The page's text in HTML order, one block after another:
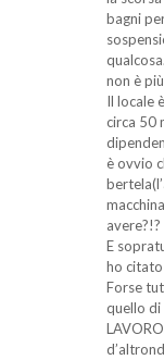
bagni
non è
Il locale
circa 50
è ovvio
avere?!?
E
ho citato
Forse
quello di